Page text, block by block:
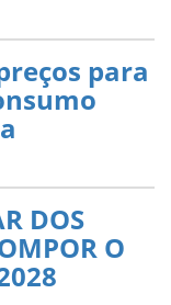
para
DOS
O